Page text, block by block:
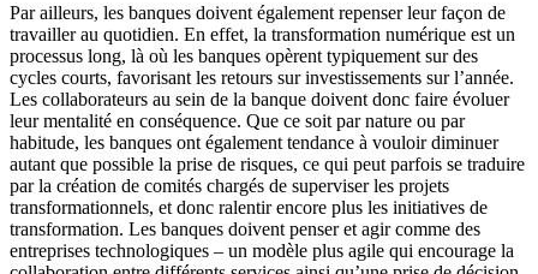
Par ailleurs, les banques doivent également repenser leur façon de
travailler au quotidien. En effet, la transformation numérique est un
processus long, là où les banques opèrent typiquement sur des
cycles courts, favorisant les retours sur investissements sur l’année.
Les collaborateurs au sein de la banque doivent donc faire évoluer
leur mentalité en conséquence. Que ce soit par nature ou par
habitude, les banques ont également tendance à vouloir diminuer
autant que possible la prise de risques, ce qui peut parfois se traduire
par la création de comités chargés de superviser les projets
transformationnels, et donc ralentir encore plus les initiatives de
transformation. Les banques doivent penser et agir comme des
entreprises technologiques – un modèle plus agile qui encourage la